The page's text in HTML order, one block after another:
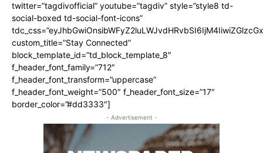
twitter=”tagdivofficial” youtube=”tagdiv” style=”style8 td-
social-boxed td-social-font-icons”
custom_title=”Stay Connected”
block_template_id=”td_block_template_8″
f_header_font_family=”712″
f_header_font_transform=”uppercase”
f_header_font_weight=”500″ f_header_font_size=”17″
border_color=”#dd3333″]
- Advertisement -